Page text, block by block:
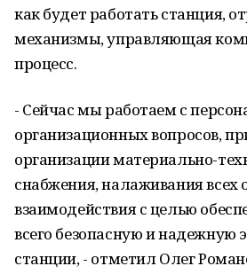
как будет работать станция,
механизмы, управляющая
процесс.
- Сейчас мы работаем с
организационных вопросов,
организации материально-
снабжения, налаживания всех
взаимодействия с целью
всего безопасную и надежную
станции, - отметил Олег